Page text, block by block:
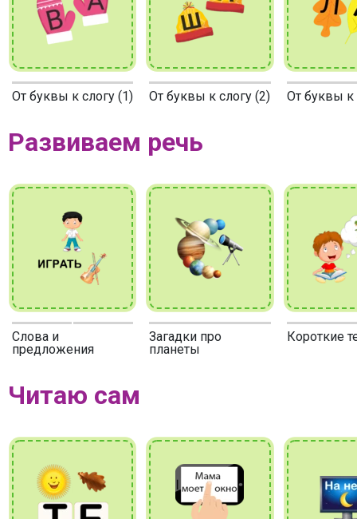
От буквы к слогу (1) От буквы к слогу (2) От буквы к
Развиваем речь
Слова и
предложения
Загадки про
планеты
Короткие
Читаю сам